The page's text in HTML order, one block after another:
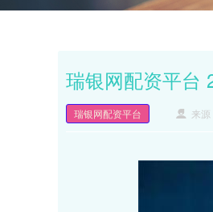
瑞银网配资平台
瑞银网配资平台 来